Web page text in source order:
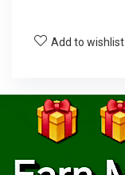
Add to wishlist